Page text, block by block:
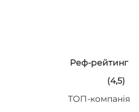
Реф-рейтинг
(4,5)
ТОП-компанія